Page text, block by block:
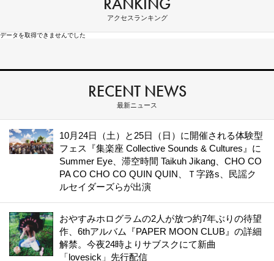
アクセスランキング
データを取得できませんでした
RECENT NEWS
最新ニュース
10月24日（土）と25日（日）に開催される体験型
フェス『集楽座 Collective Sounds & Cultures』に
Summer Eye、滞空時間 Taikuh Jikang、CHO CO
PA CO CHO CO QUIN QUIN、Ｔ字路s、民謡ク
ルセイダーズらが出演
おやすみホログラムの2人が放つ約7年ぶりの待望
作、6thアルバム『PAPER MOON CLUB』の詳細
解禁。今夜24時よりサブスクにて新曲
「lovesick」先行配信